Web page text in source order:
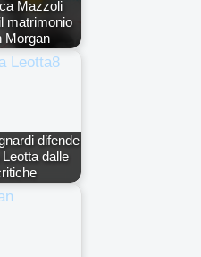
Mazzoli
matrimonio
Morgan
difende
dalle